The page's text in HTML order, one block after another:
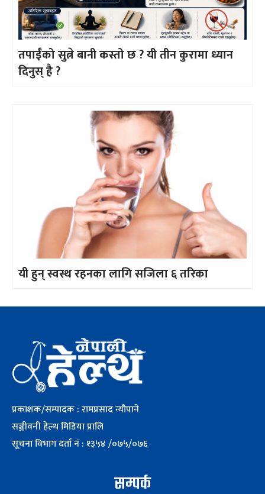
तपाईँको सुत्ने बानी कस्तो छ ? यी तीन कुरामा ध्यान
दिनुस् है ?
यी हुन् स्वस्थ रहनका लागि सजिला ६ तरिका
प्रकाशक/सम्पादक : रामप्रसाद न्यौपाने
सञ्जीवनी हेल्थ मिडिया प्रालि
सूचना विभाग दर्ता नं : १३५४ /०७५/०७६
सम्पर्क